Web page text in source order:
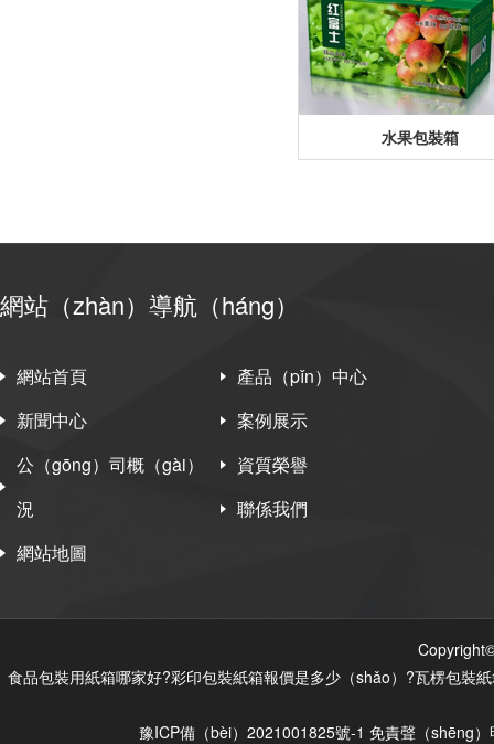
水果包裝箱
網站（zhàn）導航（háng）
網站首頁
產品（pǐn）中心
新聞中心
案例展示
公（gōng）司概（gài）
況
資質榮譽
聯係我們
網站地圖
食品包裝用紙箱哪家好?彩印包裝紙箱報價是多少（shǎo）?瓦楞包裝
豫ICP備（bèi）2021001825號-1 免責聲（shēng）